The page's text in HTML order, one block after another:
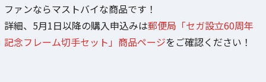
ファンならマストバイな商品です！
詳細、5月1日以降の購入申込みは郵便局「セガ設立60周年
記念フレーム切手セット」商品ページをご確認ください！